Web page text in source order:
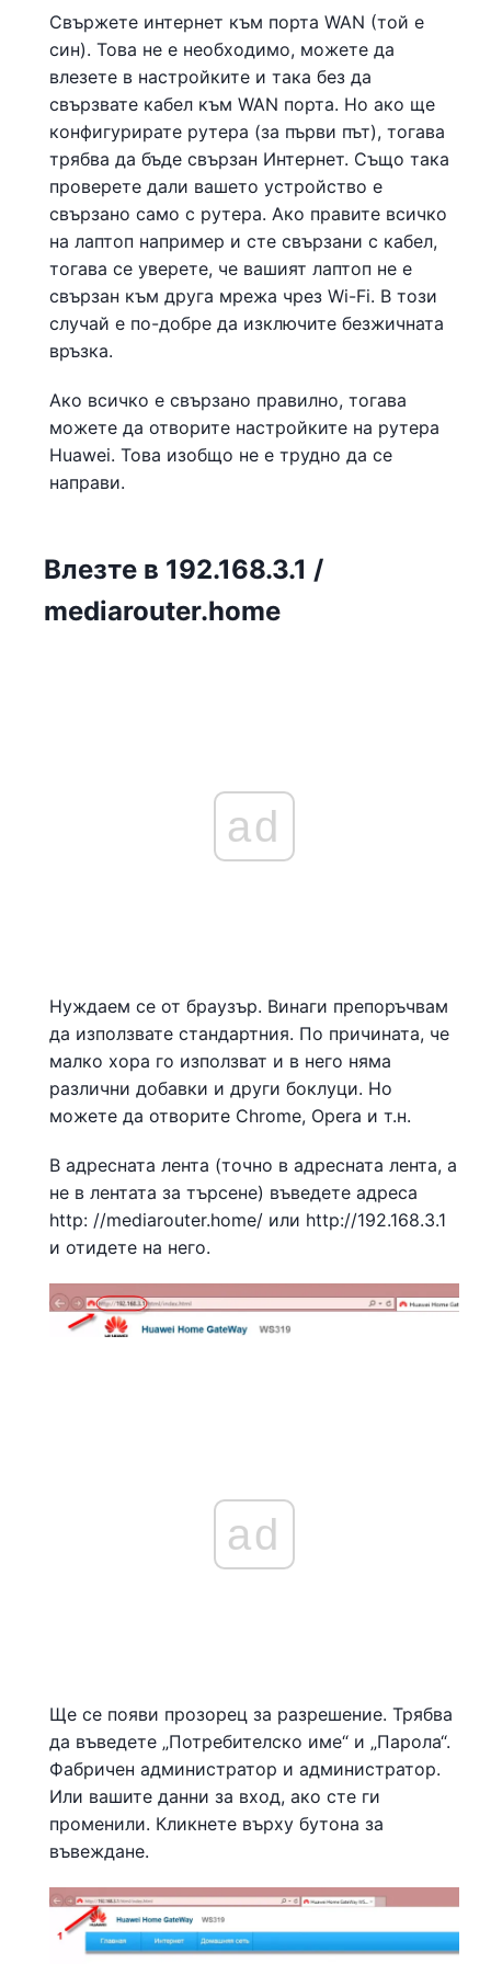
Свържете интернет към порта WAN (той е
син). Това не е необходимо, можете да
влезете в настройките и така без да
свързвате кабел към WAN порта. Но ако ще
конфигурирате рутера (за първи път), тогава
трябва да бъде свързан Интернет. Също така
проверете дали вашето устройство е
свързано само с рутера. Ако правите всичко
на лаптоп например и сте свързани с кабел,
тогава се уверете, че вашият лаптоп не е
свързан към друга мрежа чрез Wi-Fi. В този
случай е по-добре да изключите безжичната
връзка.
Ако всичко е свързано правилно, тогава
можете да отворите настройките на рутера
Huawei. Това изобщо не е трудно да се
направи.
Влезте в 192.168.3.1 /
mediarouter.home
ad
Нуждаем се от браузър. Винаги препоръчвам
да използвате стандартния. По причината, че
малко хора го използват и в него няма
различни добавки и други боклуци. Но
можете да отворите Chrome, Opera и т.н.
В адресната лента (точно в адресната лента, а
не в лентата за търсене) въведете адреса
http: //mediarouter.home/ или http://192.168.3.1
и отидете на него.
ad
Ще се появи прозорец за разрешение. Трябва
да въведете „Потребителско име“ и „Парола“.
Фабричен администратор и администратор.
Или вашите данни за вход, ако сте ги
променили. Кликнете върху бутона за
въвеждане.